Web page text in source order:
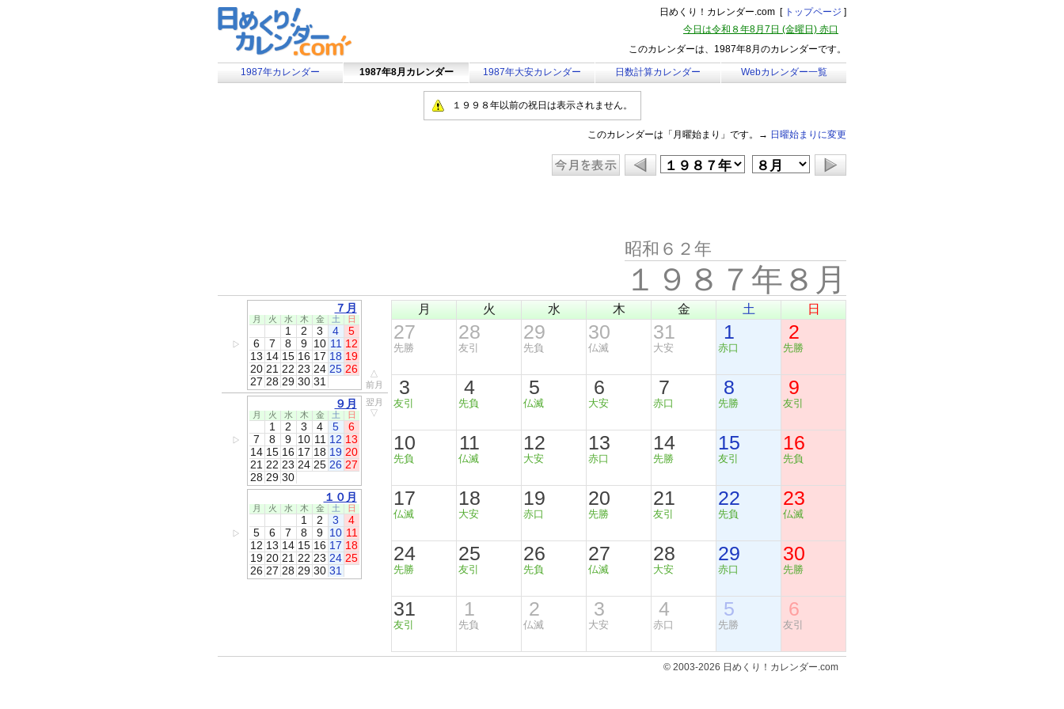
日めくり！カレンダー.com [ トップページ ]
今日は令和８年8月7日 (金曜日) 赤口
このカレンダーは、1987年8月のカレンダーです。
1987年カレンダー 1987年8月カレンダー 1987年大安カレンダー 日数計算カレンダー Webカレンダー一覧
１９９８年以前の祝日は表示されません。
このカレンダーは「月曜始まり」です。→ 日曜始まりに変更
昭和６２年
１９８７年８月
▷
７月
月 火 水 木 金 土 日
1 2 3 4
5
6
7 8 9 10 11 12
13 14 15 16 17 18 19
20 21 22 23 24 25 26
27 28 29 30 31
△
前月
▷
９月
月 火 水 木 金 土 日
1 2 3 4 5
6
7
8 9 10 11 12 13
14 15 16 17 18 19 20
21 22 23 24 25 26 27
28 29 30
翌月
▽
▷
１０月
月 火 水 木 金 土 日
1 2 3
4
5
6 7 8 9 10 11
12 13 14 15 16 17 18
19 20 21 22 23 24 25
26 27 28 29 30 31
月 火 水 木 金 土 日
27
先勝
28
友引
29
先負
30
仏滅
31
大安
1
赤口
2
先勝
3
友引
4
先負
5
仏滅
6
大安
7
赤口
8
先勝
9
友引
10
先負
11
仏滅
12
大安
13
赤口
14
先勝
15
友引
16
先負
17
仏滅
18
大安
19
赤口
20
先勝
21
友引
22
先負
23
仏滅
24
先勝
25
友引
26
先負
27
仏滅
28
大安
29
赤口
30
先勝
31
友引
1
先負
2
仏滅
3
大安
4
赤口
5
先勝
6
友引
© 2003-2026 日めくり！カレンダー.com